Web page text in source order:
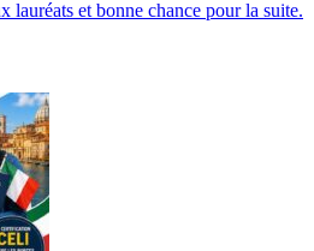
lauréats et bonne chance pour la suite.